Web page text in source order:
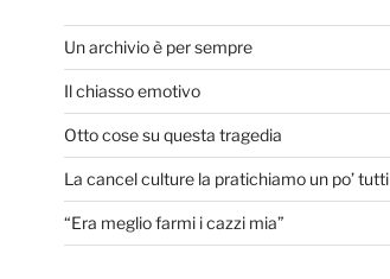
Un archivio è per sempre
Il chiasso emotivo
Otto cose su questa tragedia
La cancel culture la pratichiamo un po’ tutti
“Era meglio farmi i cazzi mia”